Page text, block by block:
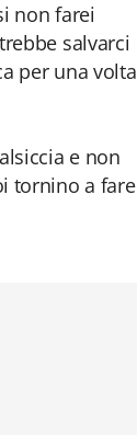
non farei
salvarci
per una volta
e non
tornino a fare